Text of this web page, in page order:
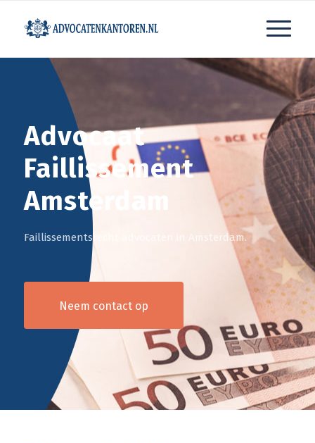
Advocaat
Faillissement
Amsterdam
Faillissementsrecht advocaten in Amsterdam.
Neem contact op